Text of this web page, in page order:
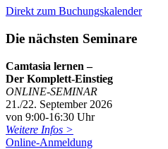
Direkt zum Buchungskalender
Die nächsten Seminare
Camtasia lernen –
Der Komplett-Einstieg
ONLINE-SEMINAR
21./22. September 2026
von 9:00-16:30 Uhr
Weitere Infos >
Online-Anmeldung